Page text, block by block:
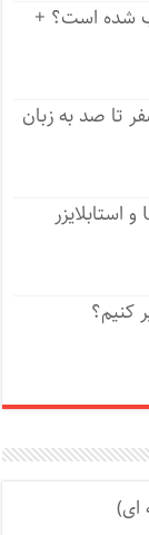
شده است؟ +
تا صد به زبان
کنیم؟
ای)